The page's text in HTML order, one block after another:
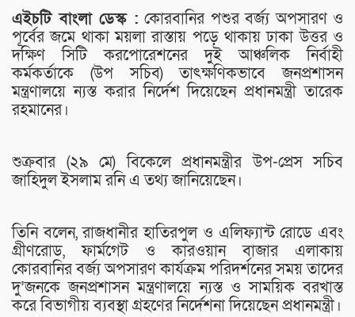
এইচটি বাংলা ডেস্ক : কোরবানির পশুর বর্জ্য অপসারণ ও
পূর্বের জমে থাকা ময়লা রাস্তায় পড়ে থাকায় ঢাকা উত্তর ও
দক্ষিণ সিটি করপোরেশনের দুই আঞ্চলিক নির্বাহী
কর্মকর্তাকে (উপ সচিব) তাৎক্ষণিকভাবে জনপ্রশাসন
মন্ত্রণালয়ে ন্যস্ত করার নির্দেশ দিয়েছেন প্রধানমন্ত্রী তারেক
রহমানের।
শুক্রবার (২৯ মে) বিকেলে প্রধানমন্ত্রীর উপ-প্রেস সচিব
জাহিদুল ইসলাম রনি এ তথ্য জানিয়েছেন।
তিনি বলেন, রাজধানীর হাতিরপুল ও এলিফ্যান্ট রোডে এবং
গ্রীণরোড, ফার্মগেট ও কারওয়ান বাজার এলাকায়
কোরবানির বর্জ্য অপসারণ কার্যক্রম পরিদর্শনের সময় তাদের
দু’জনকে জনপ্রশাসন মন্ত্রণালয়ে ন্যস্ত ও সাময়িক বরখাস্ত
করে বিভাগীয় ব্যবস্থা গ্রহণের নির্দেশনা দিয়েছেন প্রধানমন্ত্রী।